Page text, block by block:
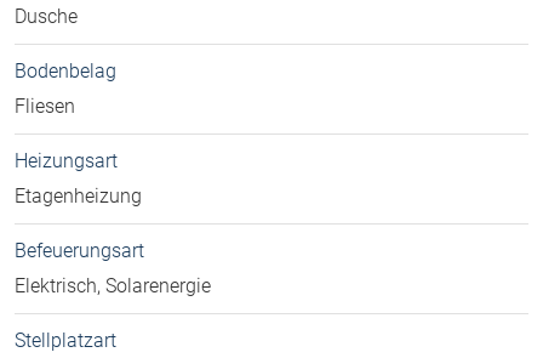
Dusche
Bodenbelag
Fliesen
Heizungsart
Etagenheizung
Befeuerungsart
Elektrisch, Solarenergie
Stellplatzart